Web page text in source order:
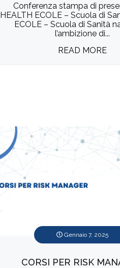
Conferenza stampa di
HEALTH ECOLE – Scuola di
ECOLE – Scuola di Sanità
l’ambizione di...
READ MORE
Gennaio 7, 2025
CORSI PER RISK